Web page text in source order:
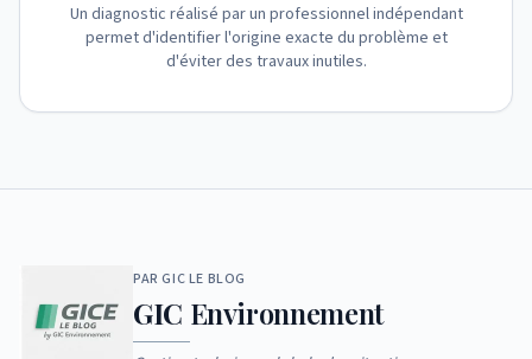
Un diagnostic réalisé par un professionnel indépendant
permet d'identifier l'origine exacte du problème et
d'éviter des travaux inutiles.
PAR GIC LE BLOG
GIC Environnement